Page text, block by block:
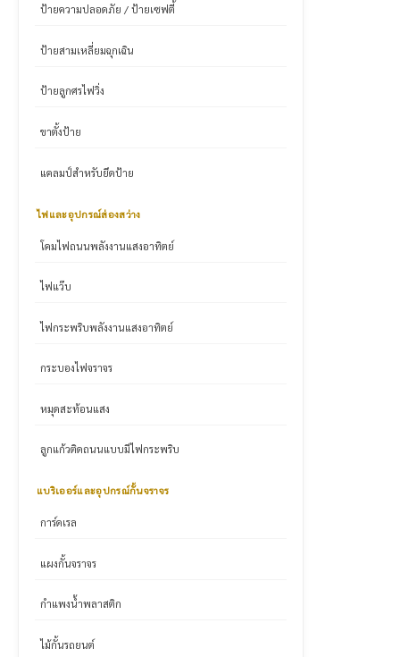
ป้ายความปลอดภัย / ป้ายเซฟตี้
ป้ายสามเหลี่ยมฉุกเฉิน
ป้ายลูกศรไฟวิ่ง
ขาตั้งป้าย
แคลมป์สำหรับยึดป้าย
ไฟและอุปกรณ์ส่องสว่าง
โคมไฟถนนพลังงานแสงอาทิตย์
ไฟแว๊บ
ไฟกระพริบพลังงานแสงอาทิตย์
กระบองไฟจราจร
หมุดสะท้อนแสง
ลูกแก้วติดถนนแบบมีไฟกระพริบ
แบริเออร์และอุปกรณ์กั้นจราจร
การ์ดเรล
แผงกั้นจราจร
กำแพงน้ำพลาสติก
ไม้กั้นรถยนต์